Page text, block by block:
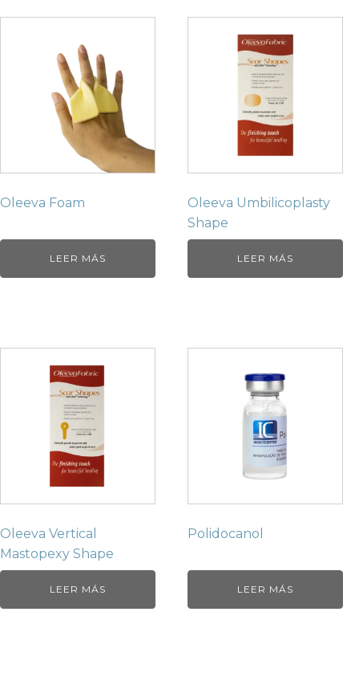
Oleeva Foam
LEER MÁS
Oleeva Umbilicoplasty
Shape
LEER MÁS
Oleeva Vertical
Mastopexy Shape
LEER MÁS
Polidocanol
LEER MÁS